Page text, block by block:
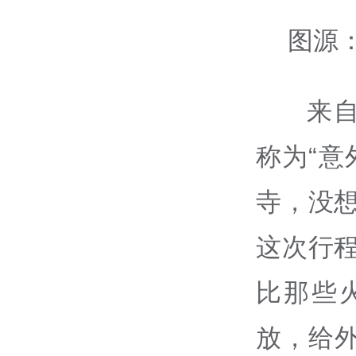
图源
来
称为“意
寺，没
这次行
比那些
放，给